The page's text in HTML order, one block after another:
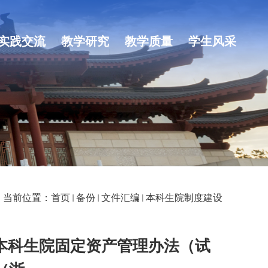
践交流 教学研究 教学质量 学生风采
当前位置： 首页 备份 文件汇编 本科生院制度建设
生院固定资产管理办法（试